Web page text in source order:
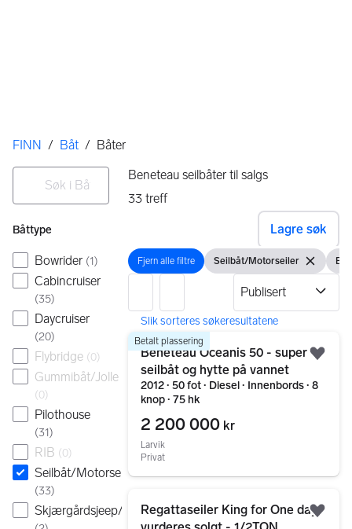
Her er du
FINN / Båt / Båter
Filtre
Søk i Båt
Båttype
Bowrider (1)
Cabincruiser
(35)
Daycruiser
(20)
Flybridge (0)
Gummibåt/Jolle
(0)
Pilothouse
(31)
RIB (0)
Seilbåt/Motorseiler
(33)
Skjærgårdsjeep/Landstedsbåt
Beneteau seilbåter til salgs
33treff
Lagre søk
Fjern alle filtre
Fjern alle filtre Vis filter
Seilbåt/Motorseiler Fjern Vis
33 resultater
Betalt plassering
Beneteau Oceanis 50 - super
seilbåt og hytte på vannet
2012 ∙ 50 fot ∙ Diesel ∙ Innenbords ∙ 8
knop ∙ 75 hk
2 200 000 kr
Larvik
Privat
Gå til annonsen
Regattaseiler King for One day